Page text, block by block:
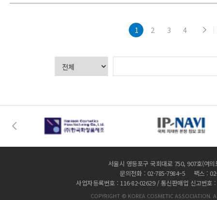
1 2 3 4
서울시 영등포구 국회대로 750, 907호(여
문의전화 : 02-785-7984~5 팩스 :
사업자등록번호 : 116-82-02629 / 통신판매업 신고번호
COPYRIGHT © KOREA COSMETIC ASSOCIATION.